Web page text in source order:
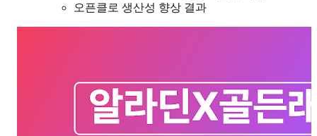
오픈클로 생산성 향상 결과